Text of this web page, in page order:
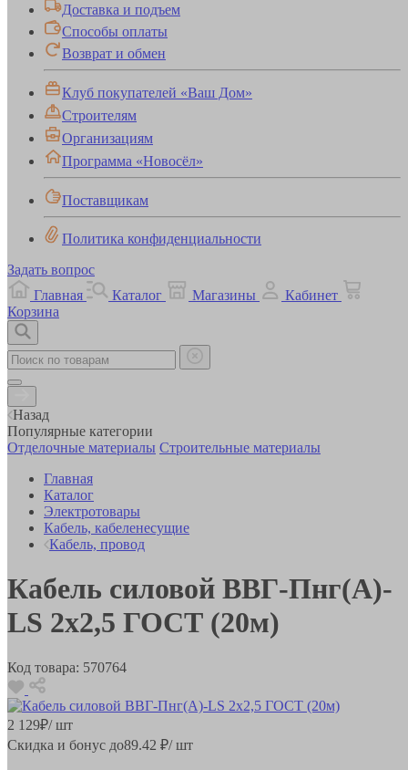
Доставка и подъем
Способы оплаты
Возврат и обмен
Клуб покупателей «Ваш Дом»
Строителям
Организациям
Программа «Новосёл»
Поставщикам
Политика конфиденциальности
Задать вопрос
Главная
Каталог Магазины
Кабинет
Корзина
Назад
Популярные категории
Отделочные материалы Строительные материалы
Главная
Каталог
Электротовары
Кабель, кабеленесущие
Кабель, провод
Кабель силовой ВВГ-Пнг(А)-
LS 2х2,5 ГОСТ (20м)
Код товара: 570764
2 129₽/ шт
Скидка и бонус до89.42 ₽/ шт